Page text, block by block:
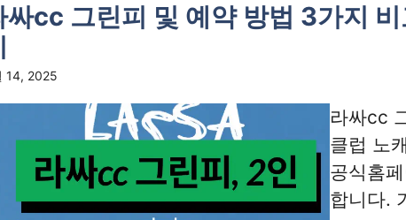
싸cc 그린피 및 예약 방법 3가지
14, 2025
라싸cc
클럽 노
공식홈
합니다.